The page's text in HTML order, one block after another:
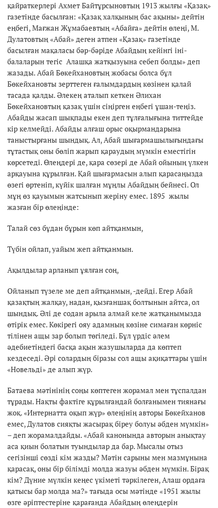
қайраткерлері Ахмет Байтұрсыновтың 1913 жылғы «Қазақ»
газетінде басылған: «Қазақ халқының бас ақыны» дейтін
еңбегі, Мағжан Жұмабаевтың «Абайға» дейтін өлеңі, М.
Дулатовтың «Абай» деген атпен «Қазақ» газетінде
басылған мақаласы бәр-бәріде Абайдың кейінгі іні-
балаларын тегіс Алашқа жатқызуына себеп болды» деп
жазады. Абай Бөкейхановтың жобасы болса бұл
Бөкейхановты зерттеген ғалымдардың көзінен қалай
тасада қалды. Әлекең аталып кеткен Әлихан
Бөкейхановтың қазақ үшін сіңірген еңбегі ұшан-теңіз.
Абайды жасап шықпады екен деп тұлғалығына титтейде
кір келмейді. Абайды алғаш орыс оқырмандарына
таныстырғаны шындық. Ал, Абай шығармашылығындағы
тұтастық оны бөліп жарып қараудың мүмкін еместігін
көрсетеді. Өлеңдері де, қара сөзері де Абай ойының үлкен
арқауына құрылған. Қай шығармасын алып қарасаңызда
өзегі өртеніп, күйік шалған мұңлы Абайдың бейнесі. Ол
мұң өз қауымын жатсынып жеріну емес. 1895 жылы
жазған бір өлеңінде:
Талай сөз бұдан бұрын көп айтқанмын,
Түбін ойлап, уайым жеп айтқанмын.
Ақылдылар арланып ұялған соң,
Ойланып түзеле ме деп айтқанмын, -дейді. Егер Абай
қазақтың жалқау, надан, қызғаншақ болтынын айтса, ол
шындық. Әлі де содан арыла алмай келе жатқанымызда
өтірік емес. Көкірегі ояу адамның көзіне симаған көрніс
тілінен ащы зар болып төгіледі. Бұл үрдіс әлем
әдебиетіндегі басқа ақын жазушыларда да көптеп
кездеседі. Әрі солардың біразы сол ащы ақиқаттары үшін
«Новельді» де алып жүр.
Батаева мәтінінің соңы көптеген жорамал мен тұспалдан
тұрады. Нақты фактіге құрылғандай болғанымен тиянағы
жоқ. «Интернатта оқып жүр» өлеңінің авторы Бөкейханов
емес, Дулатов сияқты жасырақ біреу болуы әбден мүмкін»
– деп жорамалдайды. «Абай канонында авторын анықтау
аса қиын болатын туындылар да бар. Мысалы отыз
сегізінші сөзді кім жазды? Мәтін сарыны мен мазмұнына
қарасақ, оны бір білімді молда жазуы әбден мүмкін. Бірақ
кім? Дүние мүлкін кеңес үкіметі тәркілеген, Алаш ордаға
қатысы бар молда ма?» тағыда осы мәтінде «1951 жылы
өзге әріптестеріне қарағанда Абайдың өлеңдерін